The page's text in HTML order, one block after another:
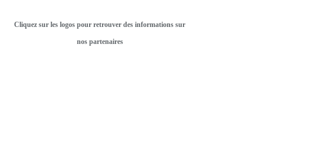
Cliquez sur les logos pour retrouver des informations sur
nos partenaires